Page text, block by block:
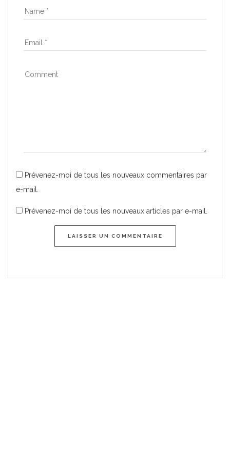
Prévenez-moi de tous les nouveaux commentaires par
e-mail.
Prévenez-moi de tous les nouveaux articles par e-mail.
LAISSER UN COMMENTAIRE